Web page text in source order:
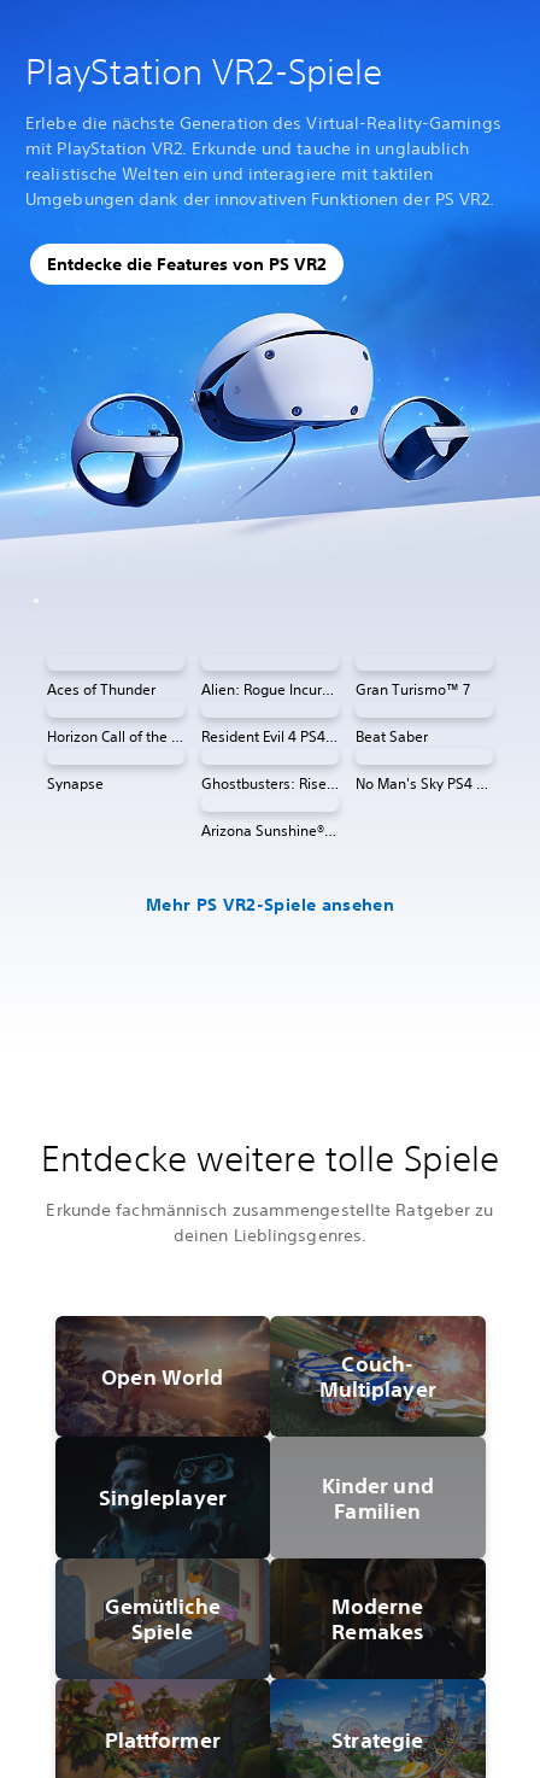
PlayStation VR2-Spiele
Erlebe die nächste Generation des Virtual-Reality-Gamings
mit PlayStation VR2. Erkunde und tauche in unglaublich
realistische Welten ein und interagiere mit taktilen
Umgebungen dank der innovativen Funktionen der PS VR2.
Entdecke die Features von PS VR2
Aces of Thunder Alien: Rogue Incursion VR Gran Turismo™ 7
Horizon Call of the Mountain™ Resident Evil 4 PS4 & PS5 Beat Saber
Synapse Ghostbusters: Rise of the Ghost Lord No Man's Sky PS4 & PS5
Arizona Sunshine® VR 2
Mehr PS VR2-Spiele ansehen
Entdecke weitere tolle Spiele
Erkunde fachmännisch zusammengestellte Ratgeber zu
deinen Lieblingsgenres.
Open World
Couch-
Multiplayer
Singleplayer
Kinder und
Familien
Gemütliche
Spiele
Moderne
Remakes
Plattformer Strategie